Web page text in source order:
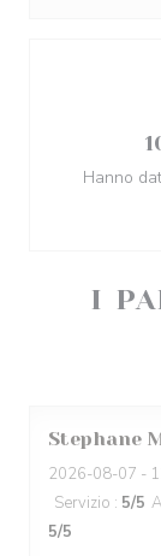
I
Stephane
2026-08-07 -
Servizio : 5/5
5/5
Hanno